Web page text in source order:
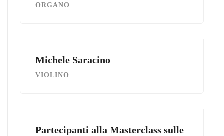
ORGANO
Michele Saracino
VIOLINO
Partecipanti alla Masterclass sulle